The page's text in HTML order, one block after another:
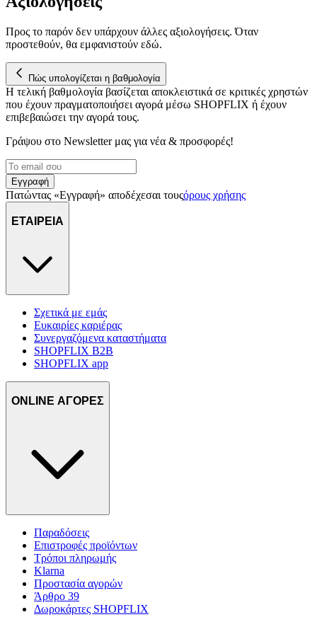
Προς το παρόν δεν υπάρχουν άλλες αξιολογήσεις. Όταν
προστεθούν, θα εμφανιστούν εδώ.
Πώς υπολογίζεται η βαθμολογία
Η τελική βαθμολογία βασίζεται αποκλειστικά σε κριτικές χρηστών
που έχουν πραγματοποιήσει αγορά μέσω SHOPFLIX ή έχουν
επιβεβαιώσει την αγορά τους.
Γράψου στο Νewsletter μας για νέα & προσφορές!
Εγγραφή
Πατώντας «Εγγραφή» αποδέχεσαι τουςόρους χρήσης
ΕΤΑΙΡΕΙΑ
Σχετικά με εμάς
Ευκαιρίες καριέρας
Συνεργαζόμενα καταστήματα
SHOPFLIX B2B
SHOPFLIX app
ONLINE ΑΓΟΡΕΣ
Παραδόσεις
Επιστροφές προϊόντων
Τρόποι πληρωμής
Klarna
Προστασία αγορών
Άρθρο 39
Δωροκάρτες SHOPFLIX